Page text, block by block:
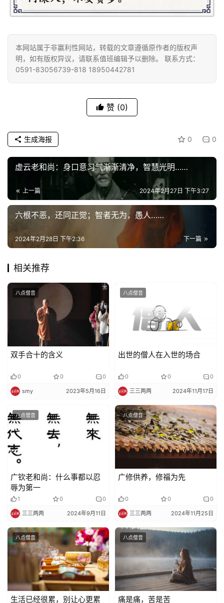
善
人
物
礼
视
频
纪
佛
教
艺
术
责
声
登录 注册
本网站属于非赢利性网站，转载的文章遵循原作者的版权声
明，如有版权异议，请联系值班编辑予以删除。 联系方式：
0591-83056739-818 18950442781
赞 (0)
0 0
生成海报
虚云老和尚：身口意习气渐渐清净，智慧光明……
上一篇 2024年2月27日 下午3:27
六根不恶，还同正觉；智者无为，愚人……
下一篇
2024年2月28日 下午2:36
相关推荐
八点僧音
双手合十的含义
0 0 0
smy 2023年5月16日
八点僧音
出世的僧人在入世的场合
0 0 0
三三两两 2024年11月17日
八点僧音
广钦老和尚：什么事都以忍
辱为第一
1 0 0
三三两两 2024年9月11日
八点僧音
广修供养，修福为先
0 0 0
三三两两 2024年11月25日
八点僧音
生活已经很累，别让心更累
八点僧音
痛是痛，苦是苦